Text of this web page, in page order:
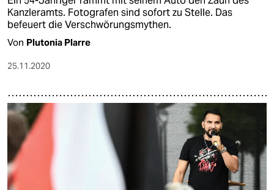
Kanzleramts. Fotografen sind sofort zu Stelle. Das
befeuert die Verschwörungsmythen.
Von Plutonia Plarre
25.11.2020